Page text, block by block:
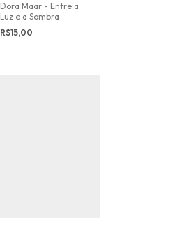
Dora Maar - Entre a
Luz e a Sombra
R$15,00